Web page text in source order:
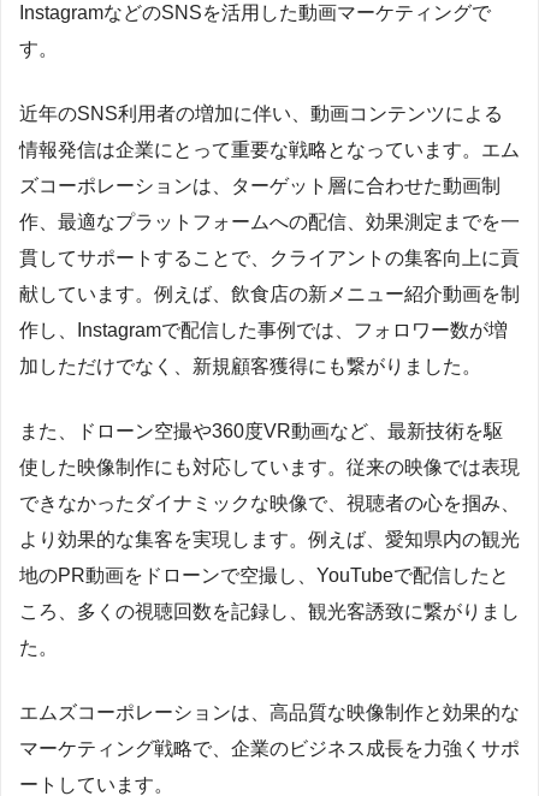
InstagramなどのSNSを活用した動画マーケティングで
す。
近年のSNS利用者の増加に伴い、動画コンテンツによる
情報発信は企業にとって重要な戦略となっています。エム
ズコーポレーションは、ターゲット層に合わせた動画制
作、最適なプラットフォームへの配信、効果測定までを一
貫してサポートすることで、クライアントの集客向上に貢
献しています。例えば、飲食店の新メニュー紹介動画を制
作し、Instagramで配信した事例では、フォロワー数が増
加しただけでなく、新規顧客獲得にも繋がりました。
また、ドローン空撮や360度VR動画など、最新技術を駆
使した映像制作にも対応しています。従来の映像では表現
できなかったダイナミックな映像で、視聴者の心を掴み、
より効果的な集客を実現します。例えば、愛知県内の観光
地のPR動画をドローンで空撮し、YouTubeで配信したと
ころ、多くの視聴回数を記録し、観光客誘致に繋がりまし
た。
エムズコーポレーションは、高品質な映像制作と効果的な
マーケティング戦略で、企業のビジネス成長を力強くサポ
ートしています。